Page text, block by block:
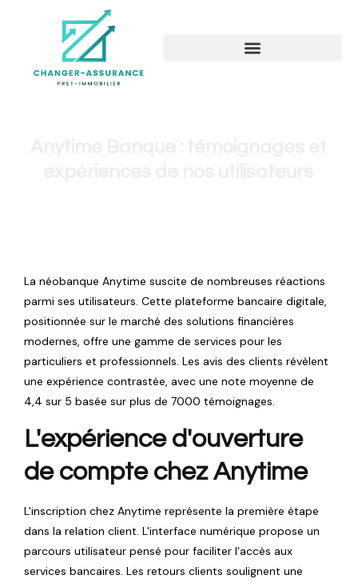
La néobanque Anytime suscite de nombreuses réactions
parmi ses utilisateurs. Cette plateforme bancaire digitale,
positionnée sur le marché des solutions financières
modernes, offre une gamme de services pour les
particuliers et professionnels. Les avis des clients révèlent
une expérience contrastée, avec une note moyenne de
4,4 sur 5 basée sur plus de 7000 témoignages.
L'expérience d'ouverture
de compte chez Anytime
L'inscription chez Anytime représente la première étape
dans la relation client. L'interface numérique propose un
parcours utilisateur pensé pour faciliter l'accès aux
services bancaires. Les retours clients soulignent une